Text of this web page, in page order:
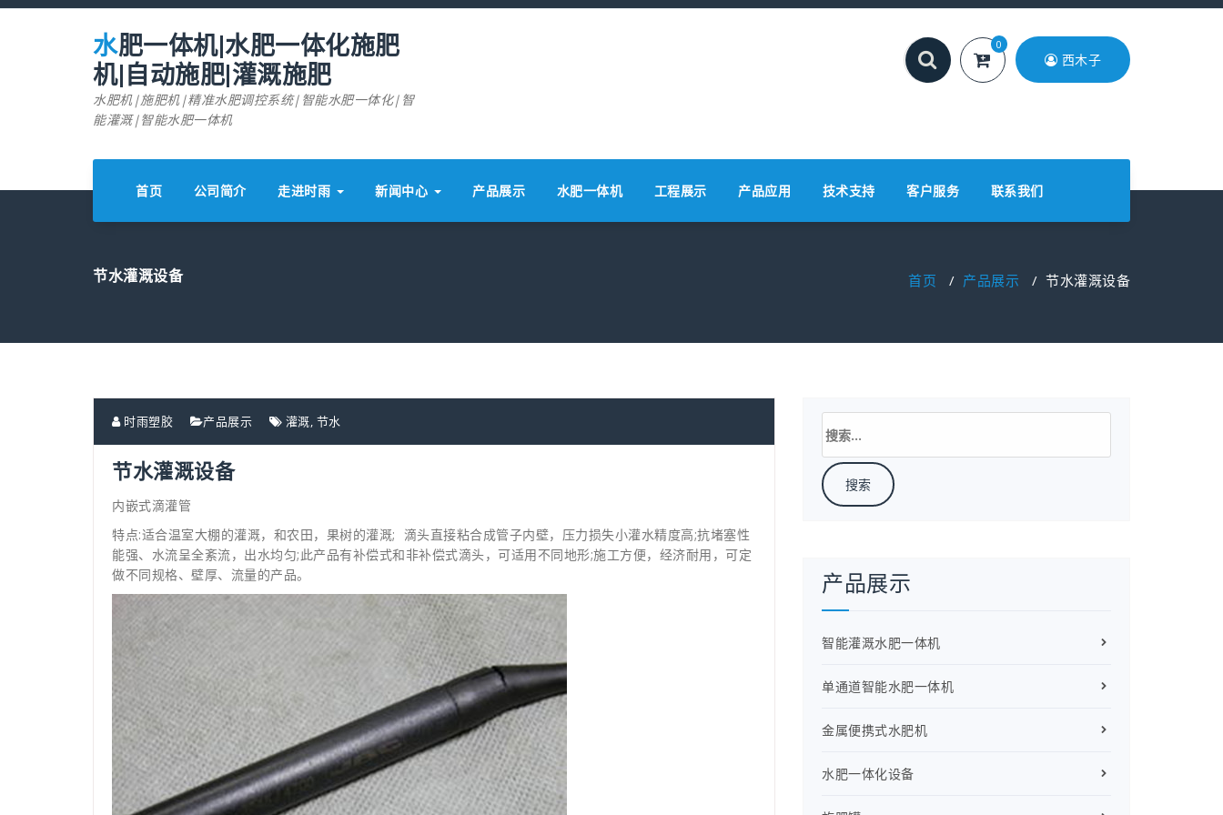
跳
水肥一体机|水肥一体化施肥
机|自动施肥|灌溉施肥
水肥机|施肥机|精准水肥调控系统|智能水肥一体化|智
能灌溉|智能水肥一体机
0
西木子
首页 公司简介 走进时雨 新闻中心 产品展示 水肥一体机 工程展示 产品应用 技术支持 客户服务 联系我们
节水灌溉设备 首页 / 产品展示 / 节水灌溉设备
时雨塑胶 产品展示 灌溉, 节水
节水灌溉设备
内嵌式滴灌管
特点:适合温室大棚的灌溉，和农田，果树的灌溉; 滴头直接粘合成管子内壁，压力损失小灌水精度高;抗堵塞性
能强、水流呈全紊流，出水均匀;此产品有补偿式和非补偿式滴头，可适用不同地形;施工方便，经济耐用，可定
做不同规格、壁厚、流量的产品。
索：
产品展示
智能灌溉水肥一体机
单通道智能水肥一体机
金属便携式水肥机
水肥一体化设备